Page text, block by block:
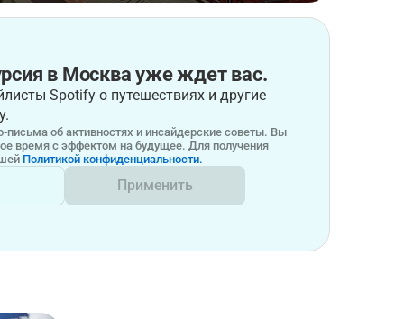
в Москва уже ждет вас.
Spotify о путешествиях и другие
об активностях и инсайдерские советы. Вы
время с эффектом на будущее. Для получения
Политикой конфиденциальности.
Применить